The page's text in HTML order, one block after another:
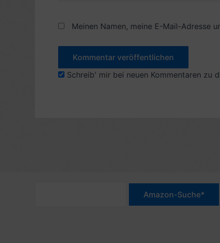
Meinen Namen, meine E-Mail-Adresse
Schreib' mir bei neuen Kommentaren zu